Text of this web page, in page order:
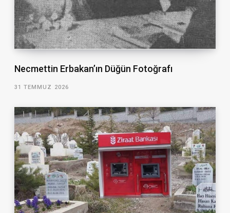
Necmettin Erbakan’ın Düğün Fotoğrafı
31 TEMMUZ 2026